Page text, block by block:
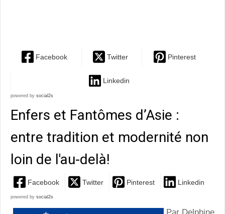
Facebook Twitter Pinterest
Linkedin
powered by social2s
Enfers et Fantômes d’Asie :
entre tradition et modernité non
loin de l'au-delà!
Facebook Twitter Pinterest Linkedin
powered by social2s